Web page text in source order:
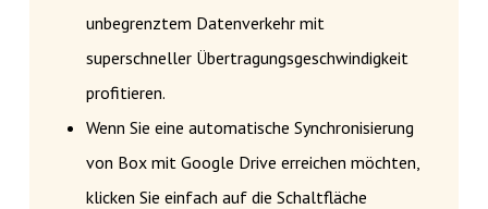
unbegrenztem Datenverkehr mit
superschneller Übertragungsgeschwindigkeit
profitieren.
Wenn Sie eine automatische Synchronisierung
von Box mit Google Drive erreichen möchten,
klicken Sie einfach auf die Schaltfläche